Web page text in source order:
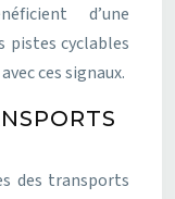
d’une
pistes cyclables
ces signaux.
des transports